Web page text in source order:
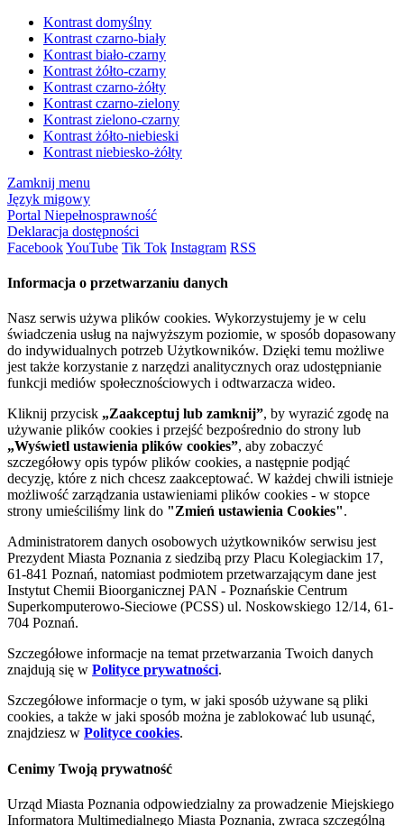
Kontrast domyślny
Kontrast czarno-biały
Kontrast biało-czarny
Kontrast żółto-czarny
Kontrast czarno-żółty
Kontrast czarno-zielony
Kontrast zielono-czarny
Kontrast żółto-niebieski
Kontrast niebiesko-żółty
Zamknij menu
Język migowy
Portal Niepełnosprawność
Deklaracja dostępności
FacebookYouTube Tik Tok Instagram RSS
Informacja o przetwarzaniu danych
Nasz serwis używa plików cookies. Wykorzystujemy je w celu
świadczenia usług na najwyższym poziomie, w sposób dopasowany
do indywidualnych potrzeb Użytkowników. Dzięki temu możliwe
jest także korzystanie z narzędzi analitycznych oraz udostępnianie
funkcji mediów społecznościowych i odtwarzacza wideo.
Kliknij przycisk „Zaakceptuj lub zamknij”, by wyrazić zgodę na
używanie plików cookies i przejść bezpośrednio do strony lub
„Wyświetl ustawienia plików cookies”, aby zobaczyć
szczegółowy opis typów plików cookies, a następnie podjąć
decyzję, które z nich chcesz zaakceptować. W każdej chwili istnieje
możliwość zarządzania ustawieniami plików cookies - w stopce
strony umieściliśmy link do "Zmień ustawienia Cookies".
Administratorem danych osobowych użytkowników serwisu jest
Prezydent Miasta Poznania z siedzibą przy Placu Kolegiackim 17,
61-841 Poznań, natomiast podmiotem przetwarzającym dane jest
Instytut Chemii Bioorganicznej PAN - Poznańskie Centrum
Superkomputerowo-Sieciowe (PCSS) ul. Noskowskiego 12/14, 61-
704 Poznań.
Szczegółowe informacje na temat przetwarzania Twoich danych
znajdują się w Polityce prywatności.
Szczegółowe informacje o tym, w jaki sposób używane są pliki
cookies, a także w jaki sposób można je zablokować lub usunąć,
znajdziesz w Polityce cookies.
Cenimy Twoją prywatność
Urząd Miasta Poznania odpowiedzialny za prowadzenie Miejskiego
Informatora Multimedialnego Miasta Poznania, zwraca szczególną